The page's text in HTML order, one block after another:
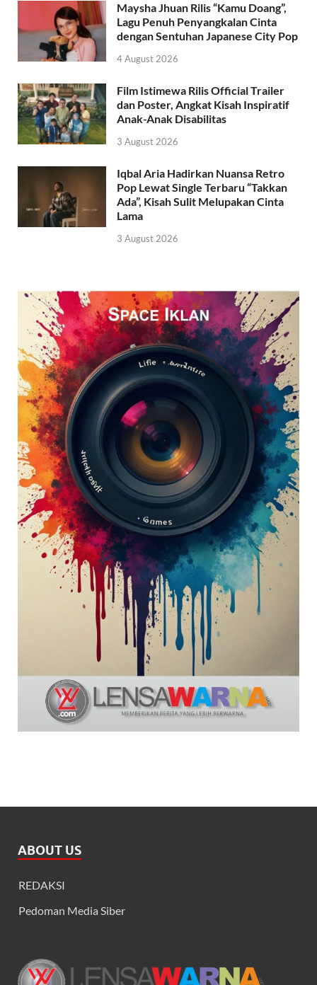
Maysha Jhuan Rilis “Kamu Doang”,
Lagu Penuh Penyangkalan Cinta
dengan Sentuhan Japanese City Pop
4 August 2026
Film Istimewa Rilis Official Trailer
dan Poster, Angkat Kisah Inspiratif
Anak-Anak Disabilitas
3 August 2026
Iqbal Aria Hadirkan Nuansa Retro
Pop Lewat Single Terbaru “Takkan
Ada”, Kisah Sulit Melupakan Cinta
Lama
3 August 2026
ABOUT US
REDAKSI
Pedoman Media Siber